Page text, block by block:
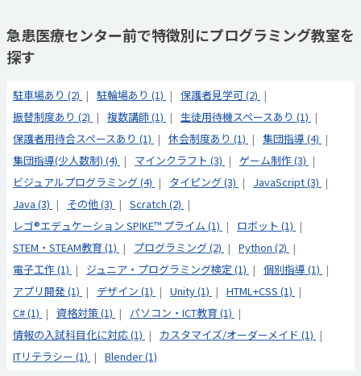
急患医療センター前で特徴別にプログラミング教室を
探す
駐車場あり (2) 駐輪場あり (1)
保護者見学可 (2)
振替制度あり (2)
複数講師 (1)
生徒用待機スペースあり (1)
保護者用待合スペースあり (1)
休会制度あり (1)
集団指導 (4)
集団指導(少人数制) (4)
マインクラフト (3)
ゲーム制作 (3)
ビジュアルプログラミング (4)
タイピング (3)
JavaScript (3)
Java (3)
その他 (3)
Scratch (2)
レゴ®エデュケーション SPIKE™ プライム (1)
ロボット (1)
STEM・STEAM教育 (1)
プログラミング (2)
Python (2)
電子工作 (1)
ジュニア・プログラミング検定 (1)
個別指導 (1)
アプリ開発 (1)
デザイン (1) Unity (1)
HTML+CSS (1)
C# (1)
資格対策 (1)
パソコン・ICT教育 (1)
情報の入試科目化に対応 (1)
カスタマイズ/オーダーメイド (1)
ITリテラシー (1)
Blender (1)